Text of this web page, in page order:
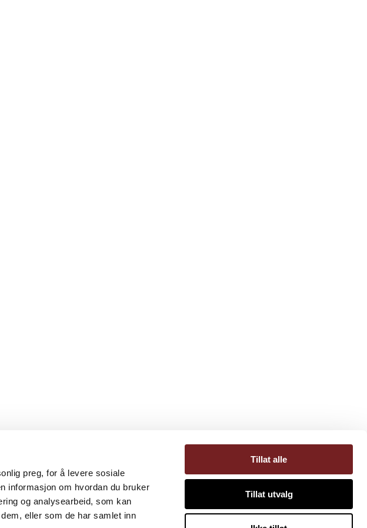
preg, for å levere sosiale
informasjon om hvordan du bruker
og analysearbeid, som kan
eller som de har samlet inn
Tillat alle
Tillat utvalg